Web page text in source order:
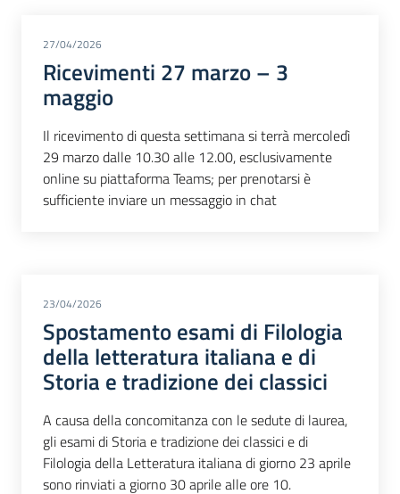
27/04/2026
Ricevimenti 27 marzo – 3
maggio
Il ricevimento di questa settimana si terrà mercoledì
29 marzo dalle 10.30 alle 12.00, esclusivamente
online su piattaforma Teams; per prenotarsi è
sufficiente inviare un messaggio in chat
23/04/2026
Spostamento esami di Filologia
della letteratura italiana e di
Storia e tradizione dei classici
A causa della concomitanza con le sedute di laurea,
gli esami di Storia e tradizione dei classici e di
Filologia della Letteratura italiana di giorno 23 aprile
sono rinviati a giorno 30 aprile alle ore 10.